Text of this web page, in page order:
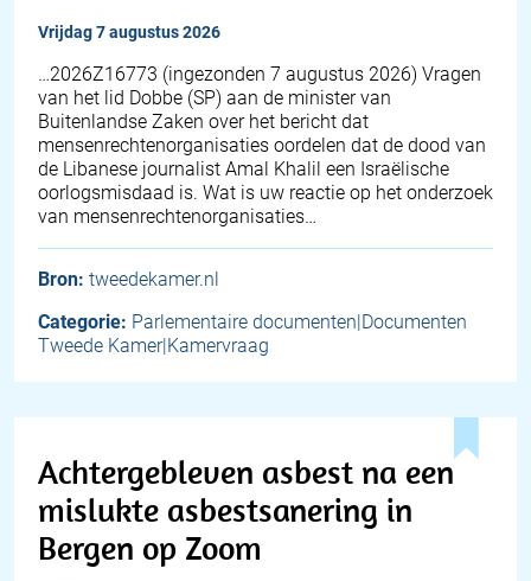
vrijdag 7 augustus 2026
… 2026Z16773 (ingezonden 7 augustus 2026) Vragen
van het lid Dobbe (SP) aan de minister van
Buitenlandse Zaken over het bericht dat
mensenrechtenorganisaties oordelen dat de dood van
de Libanese journalist Amal Khalil een Israëlische
oorlogsmisdaad is. Wat is uw reactie op het onderzoek
van mensenrechtenorganisaties…
Bron: tweedekamer.nl
Categorie: Parlementaire documenten|Documenten
Tweede Kamer|Kamervraag
Achtergebleven asbest na een
mislukte asbestsanering in
Bergen op Zoom